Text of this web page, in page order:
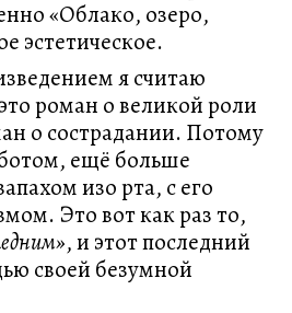
«Облако, озеро,
эстетическое.
я считаю
роман о великой роли
о сострадании. Потому
ещё больше
изо рта, с его
Это вот как раз то,
, и этот последний
своей безумной